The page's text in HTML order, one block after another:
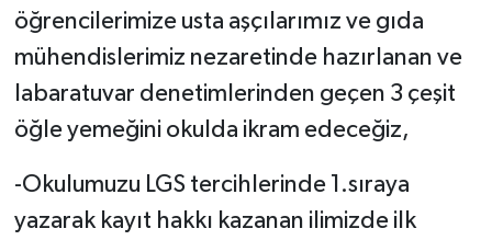
öğrencilerimize usta aşçılarımız ve gıda
mühendislerimiz nezaretinde hazırlanan ve
labaratuvar denetimlerinden geçen 3 çeşit
öğle yemeğini okulda ikram edeceğiz,
-Okulumuzu LGS tercihlerinde 1.sıraya
yazarak kayıt hakkı kazanan ilimizde ilk